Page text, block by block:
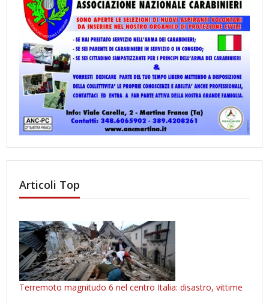
Articoli Top
Terremoto magnitudo 6 nel centro Italia: disastro, vittime